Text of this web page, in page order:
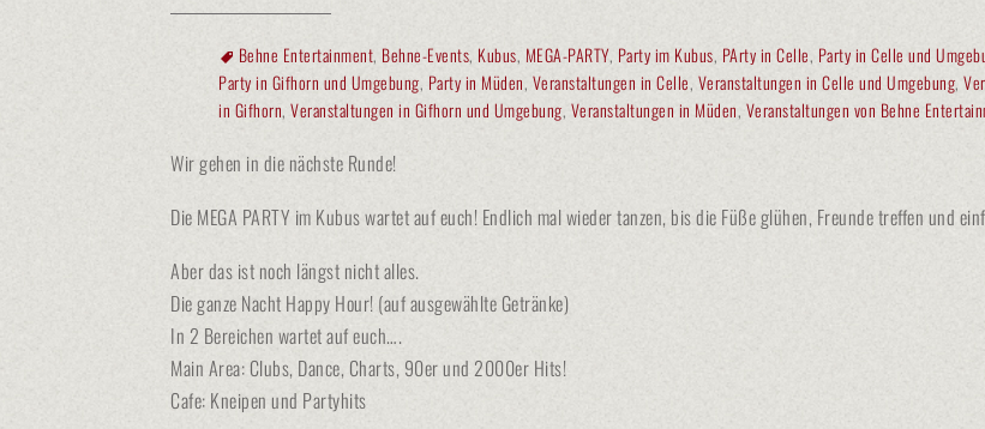
Behne Entertainment, Behne-Events, Kubus, MEGA-PARTY, Party im Kubus, PArty in Celle, Party in Celle und
Party in Gifhorn und Umgebung, Party in Müden, Veranstaltungen in Celle, Veranstaltungen in Celle und Umgebung,
in Gifhorn, Veranstaltungen in Gifhorn und Umgebung, Veranstaltungen in Müden, Veranstaltungen von Behne
Wir gehen in die nächste Runde!
Die MEGA PARTY im Kubus wartet auf euch! Endlich mal wieder tanzen, bis die Füße glühen, Freunde treffen und
Aber das ist noch längst nicht alles.
Die ganze Nacht Happy Hour! (auf ausgewählte Getränke)
In 2 Bereichen wartet auf euch….
Main Area: Clubs, Dance, Charts, 90er und 2000er Hits!
Cafe: Kneipen und Partyhits